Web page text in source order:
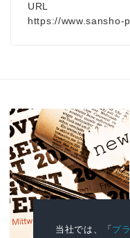
当社では、「プ
URL
https://www.sansho-